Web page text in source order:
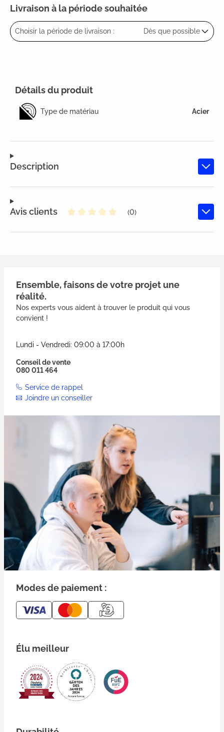
Livraison à la période souhaitée
Choisir la période de livraison : Dès que possible
Description
Avis clients
(0)
Détails du produit
Type de matériau Acier
Ensemble, faisons de votre projet une
réalité.
Nos experts vous aident à trouver le produit qui vous
convient !
Lundi - Vendredi: 09:00 à 17:00h
Conseil de vente
080 011 464
Service de rappel
Joindre un conseiller
Modes de paiement :
Élu meilleur